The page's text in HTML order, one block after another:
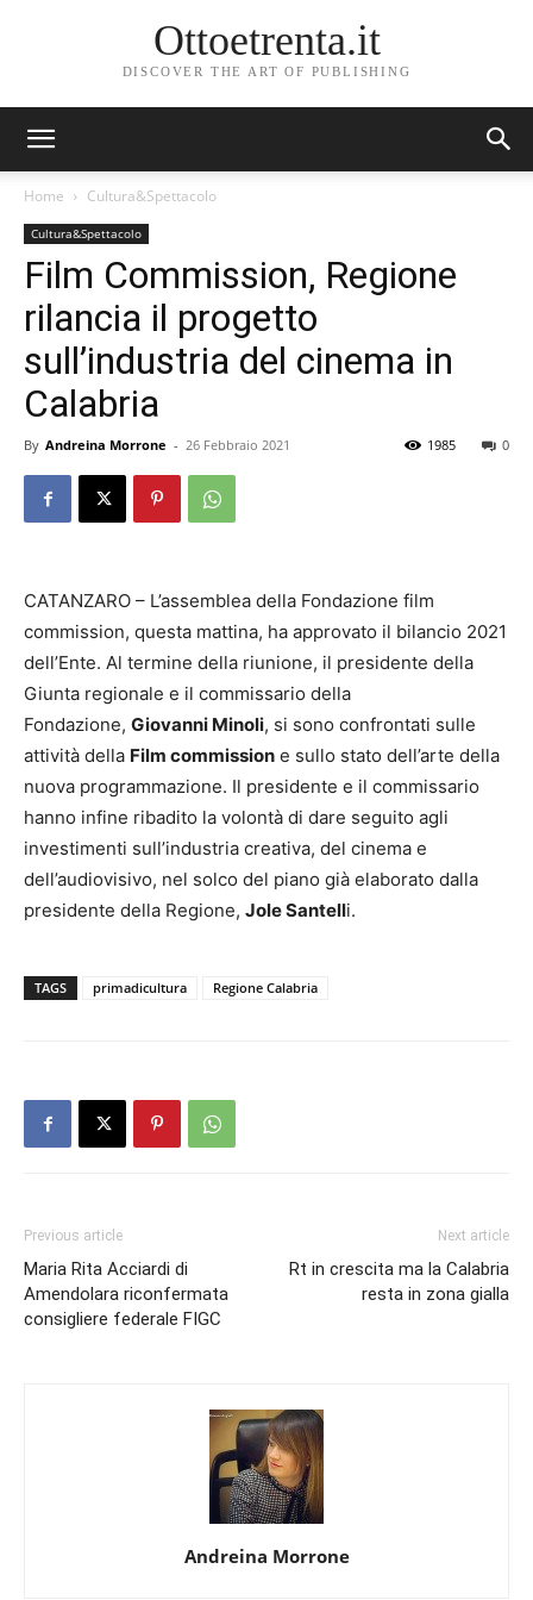
Ottoetrenta.it
DISCOVER THE ART OF PUBLISHING
Home Cultura&Spettacolo
Cultura&Spettacolo
Film Commission, Regione
rilancia il progetto
sull’industria del cinema in
Calabria
By Andreina Morrone - 26 Febbraio 2021 0
1985
CATANZARO – L’assemblea della Fondazione film
commission, questa mattina, ha approvato il bilancio 2021
dell’Ente. Al termine della riunione, il presidente della
Giunta regionale e il commissario della
Fondazione, Giovanni Minoli, si sono confrontati sulle
attività della Film commission e sullo stato dell’arte della
nuova programmazione. Il presidente e il commissario
hanno infine ribadito la volontà di dare seguito agli
investimenti sull’industria creativa, del cinema e
dell’audiovisivo, nel solco del piano già elaborato dalla
presidente della Regione, Jole Santelli.
TAGS primadicultura Regione Calabria
Previous article
Maria Rita Acciardi di
Amendolara riconfermata
consigliere federale FIGC
Next article
Rt in crescita ma la Calabria
resta in zona gialla
Andreina Morrone